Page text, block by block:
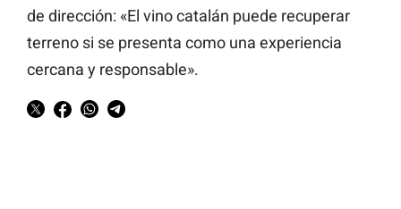
de dirección: «El vino catalán puede recuperar
terreno si se presenta como una experiencia
cercana y responsable».